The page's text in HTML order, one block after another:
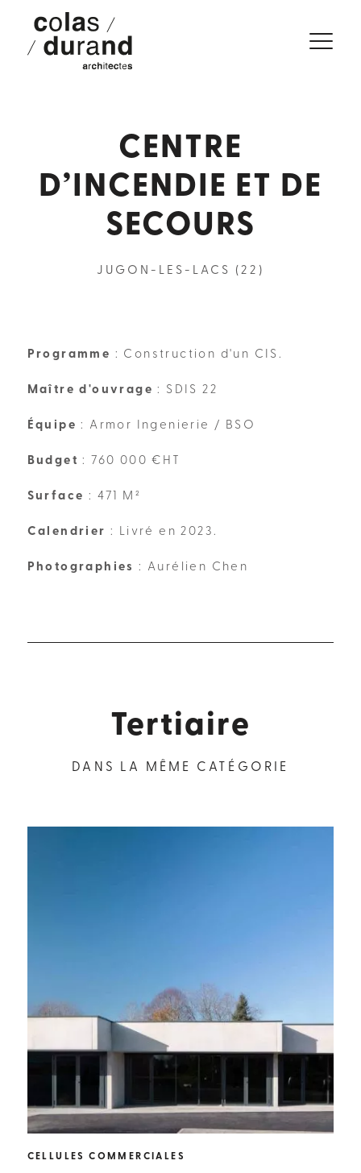
CENTRE
D’INCENDIE ET DE
SECOURS
JUGON-LES-LACS (22)
Programme : Construction d'un CIS.
Maître d'ouvrage : SDIS 22
Équipe : Armor Ingenierie / BSO
Budget : 760 000 €HT
Surface : 471 M²
Calendrier : Livré en 2023.
Photographies : Aurélien Chen
Tertiaire
DANS LA MÊME CATÉGORIE
CELLULES COMMERCIALES